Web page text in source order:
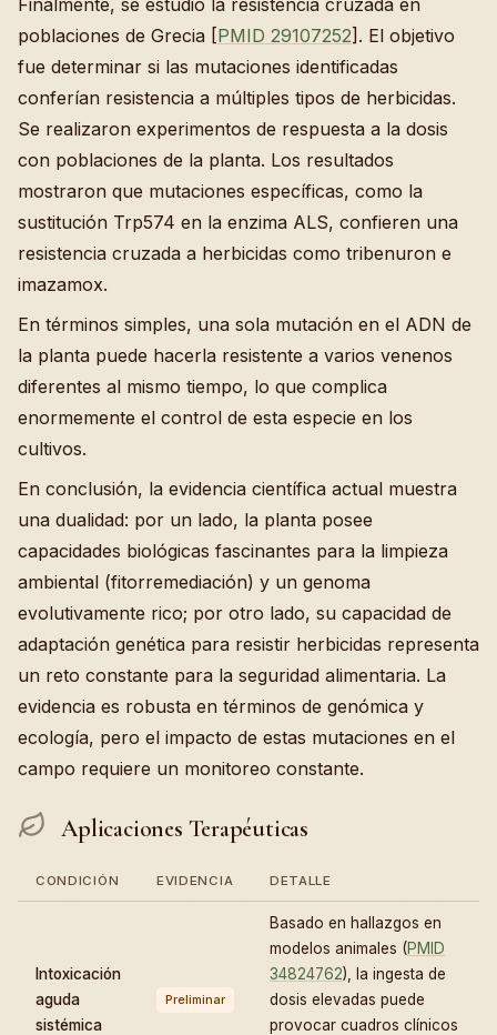
Finalmente, se estudió la resistencia cruzada en
poblaciones de Grecia [PMID 29107252]. El objetivo
fue determinar si las mutaciones identificadas
conferían resistencia a múltiples tipos de herbicidas.
Se realizaron experimentos de respuesta a la dosis
con poblaciones de la planta. Los resultados
mostraron que mutaciones específicas, como la
sustitución Trp574 en la enzima ALS, confieren una
resistencia cruzada a herbicidas como tribenuron e
imazamox.
En términos simples, una sola mutación en el ADN de
la planta puede hacerla resistente a varios venenos
diferentes al mismo tiempo, lo que complica
enormemente el control de esta especie en los
cultivos.
En conclusión, la evidencia científica actual muestra
una dualidad: por un lado, la planta posee
capacidades biológicas fascinantes para la limpieza
ambiental (fitorremediación) y un genoma
evolutivamente rico; por otro lado, su capacidad de
adaptación genética para resistir herbicidas representa
un reto constante para la seguridad alimentaria. La
evidencia es robusta en términos de genómica y
ecología, pero el impacto de estas mutaciones en el
campo requiere un monitoreo constante.
Aplicaciones Terapéuticas
CONDICIÓN EVIDENCIA DETALLE
Intoxicación
aguda
sistémica
Preliminar
Basado en hallazgos en
modelos animales (PMID
34824762), la ingesta de
dosis elevadas puede
provocar cuadros clínicos